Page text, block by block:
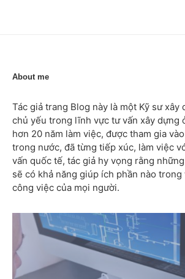
About me
Tác giả trang Blog này là một Kỹ sư xây
chủ yếu trong lĩnh vực tư vấn xây dựng
hơn 20 năm làm việc, được tham gia
trong nước, đã từng tiếp xúc, làm việc
vấn quốc tế, tác giả hy vọng rằng
sẽ có khả năng giúp ích phần nào
công việc của mọi người.